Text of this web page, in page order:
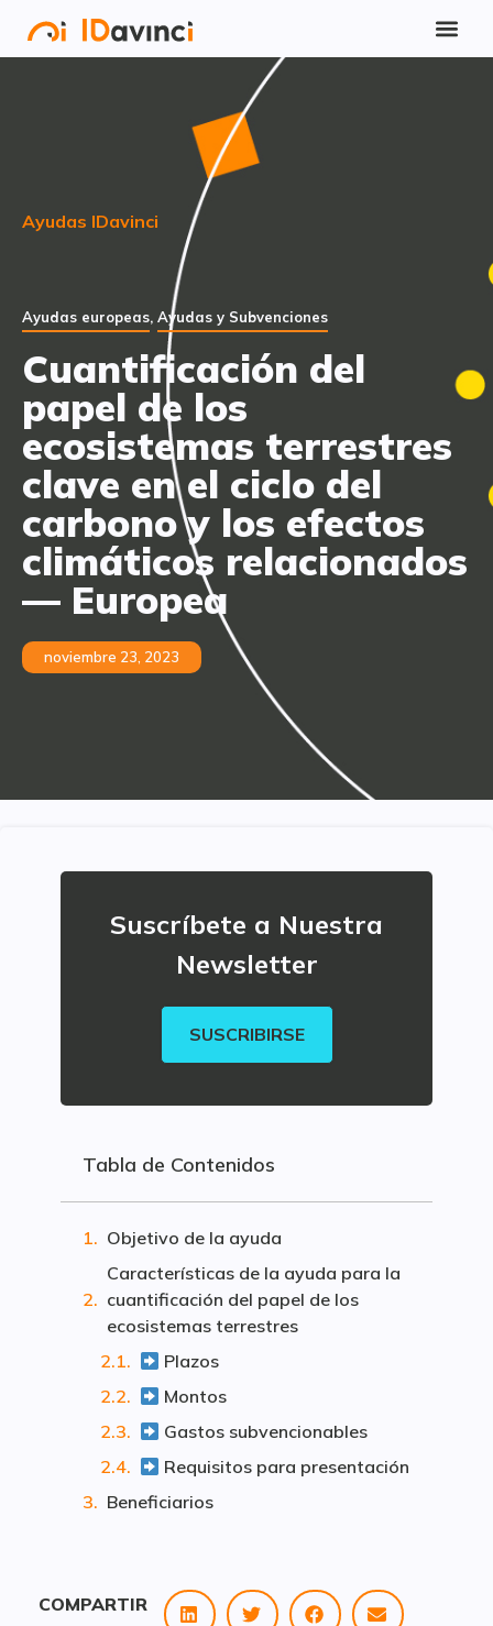
Ayudas IDavinci
Ayudas europeas, Ayudas y Subvenciones
Cuantificación del
papel de los
ecosistemas terrestres
clave en el ciclo del
carbono y los efectos
climáticos relacionados
— Europea
noviembre 23, 2023
COMPARTIR
Suscríbete a Nuestra
Newsletter
SUSCRIBIRSE
Tabla de Contenidos
Objetivo de la ayuda
Características de la ayuda para la
cuantificación del papel de los
ecosistemas terrestres
Plazos
Montos
Gastos subvencionables
Requisitos para presentación
Beneficiarios